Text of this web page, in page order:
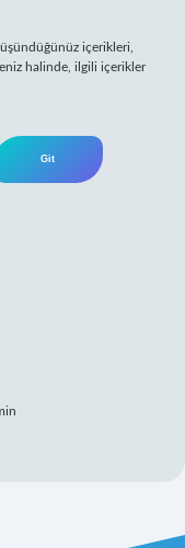
içerikleri,
halinde, ilgili içerikler